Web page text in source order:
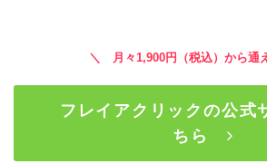
＼ 月々1,900円（税込）から通
フレイアクリックの公式
ちら